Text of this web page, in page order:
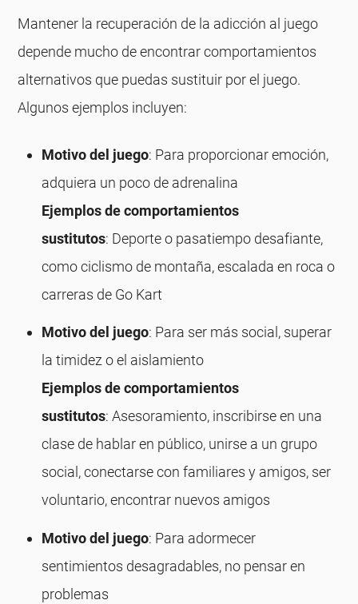
Mantener la recuperación de la adicción al juego
depende mucho de encontrar comportamientos
alternativos que puedas sustituir por el juego.
Algunos ejemplos incluyen:
Motivo del juego: Para proporcionar emoción,
adquiera un poco de adrenalina
Ejemplos de comportamientos
sustitutos: Deporte o pasatiempo desafiante,
como ciclismo de montaña, escalada en roca o
carreras de Go Kart
Motivo del juego: Para ser más social, superar
la timidez o el aislamiento
Ejemplos de comportamientos
sustitutos: Asesoramiento, inscribirse en una
clase de hablar en público, unirse a un grupo
social, conectarse con familiares y amigos, ser
voluntario, encontrar nuevos amigos
Motivo del juego: Para adormecer
sentimientos desagradables, no pensar en
problemas